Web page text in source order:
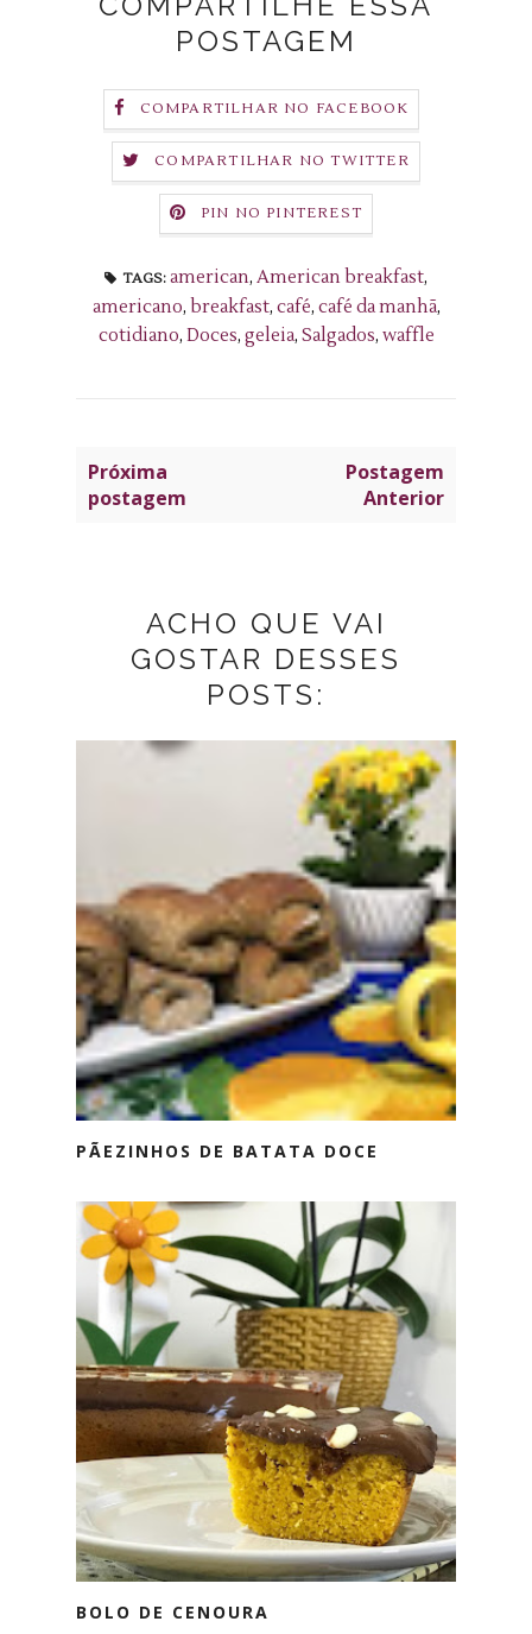
POSTAGEM
COMPARTILHAR NO FACEBOOK
COMPARTILHAR NO TWITTER
PIN NO PINTEREST
TAGS: american, American breakfast,
americano, breakfast, café, café da manhã,
cotidiano, Doces, geleia, Salgados, waffle
Próxima
postagem
Postagem
Anterior
ACHO QUE VAI
GOSTAR DESSES
POSTS:
PÃEZINHOS DE BATATA DOCE
BOLO DE CENOURA